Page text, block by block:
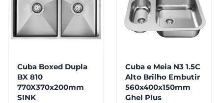
Cuba Boxed Dupla
BX 810
770X370x200mm
SINK
Cuba e Meia N3 1.5C
Alto Brilho Embutir
560x400x150mm
Ghel Plus